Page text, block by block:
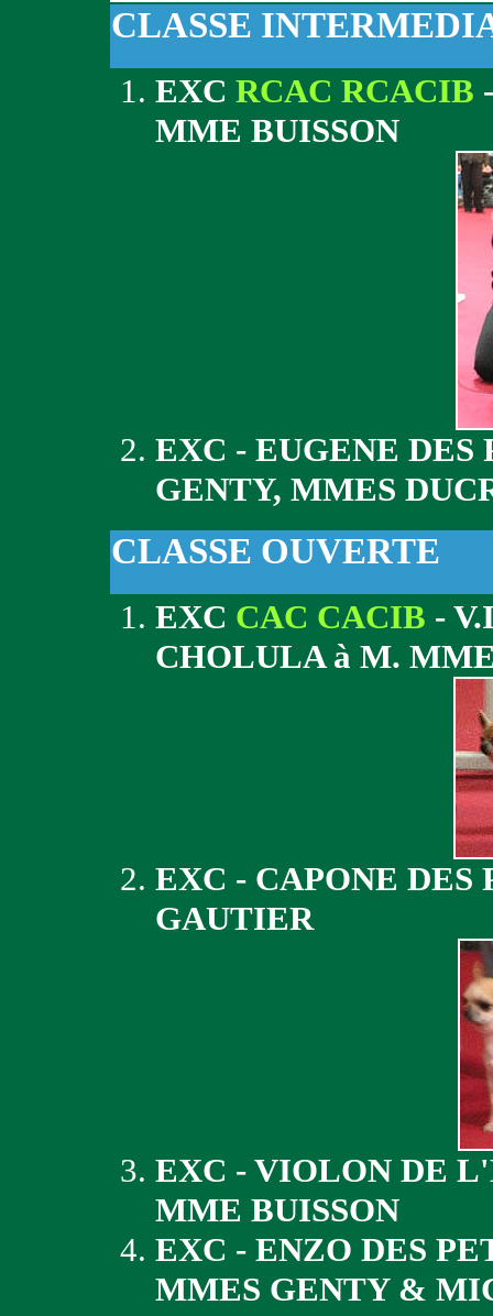
CLASSE
EXC RCAC RCACIB
MME BUISSON
EXC - EUGENE
GENTY, MMES
CLASSE OUVERTE
EXC CAC CACIB -
CHOLULA à M.
EXC - CAPONE
GAUTIER
EXC - VIOLON DE
MME BUISSON
EXC - ENZO DES
MMES GENTY &